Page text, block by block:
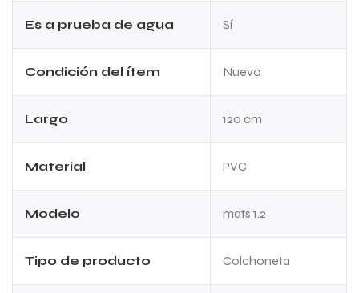
Es a prueba de agua Sí
Condición del ítem Nuevo
Largo 120 cm
Material PVC
Modelo mats 1.2
Tipo de producto Colchoneta